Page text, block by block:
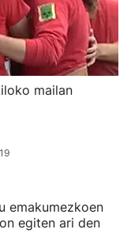
mailan
emakumezkoen
egiten ari den